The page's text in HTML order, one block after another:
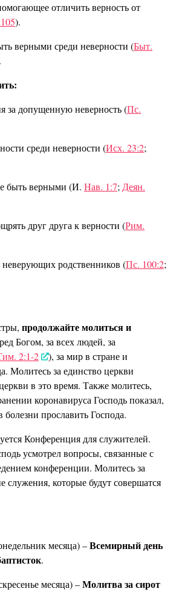
отличить верность от
).
верными среди неверности (Быт.
допущенную неверность (Пс.
среди неверности (Исх. 23:2;
быть верными (И. Нав. 1:7;Деян.
друг друга к верности (Рим.
родственников (Пс. 100:2;
продолжайте молиться и
Богом, за всех людей, за
2:1-2
), за мир в стране и
Молитесь за единство церкви
в это время. Также молитесь,
коронавируса Господь показал,
прославить Господа.
Конференция для служителей.
усмотрел вопросы, связанные с
конференции. Молитесь за
служения, которые будут совершатся
месяца) –Всемирный день
.
месяца) –Молитва за сирот